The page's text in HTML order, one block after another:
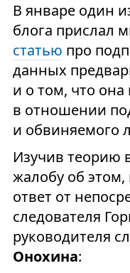
В январе один
блога прислал
статью про
данных
и о том, что
в отношении
и обвиняемого
Изучив теорию
жалобу об этом,
ответ от
следователя
руководителя
Онохина: